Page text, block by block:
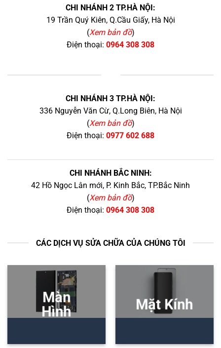
CHI NHÁNH 2 TP.HÀ NỘI:
19 Trần Quý Kiên, Q.Cầu Giấy, Hà Nội
(Xem bản đồ)
Điện thoại: 0964 308 308
CHI NHÁNH 3 TP.HÀ NỘI:
336 Nguyễn Văn Cừ, Q.Long Biên, Hà Nội
(Xem bản đồ)
Điện thoại: 0977 602 688
CHI NHÁNH BẮC NINH:
42 Hồ Ngọc Lân mới, P. Kinh Bắc, TP.Bắc Ninh
(Xem bản đồ)
Điện thoại: 0964 308 308
CÁC DỊCH VỤ SỬA CHỮA CỦA CHÚNG TÔI
Màn
Hình
Mặt Kính